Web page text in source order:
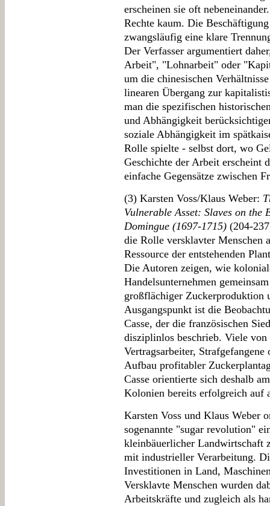
erscheinen sie oft
Rechte kaum. Die
zwangsläufig eine klare
Der Verfasser argumentiert
Arbeit", "Lohnarbeit" oder
um die chinesischen
linearen Übergang zur
man die spezifischen
und Abhängigkeit
soziale Abhängigkeit im
Rolle spielte - selbst dort, wo
Geschichte der Arbeit erscheint
einfache Gegensätze zwischen
(3) Karsten Voss/Klaus Weber:
Vulnerable Asset: Slaves on
Domingue (1697-1715) (204-
die Rolle versklavter Menschen
Ressource der entstehenden
Die Autoren zeigen, wie
Handelsunternehmen
großflächiger Zuckerproduktion
Ausgangspunkt ist die
Casse, der die französischen
disziplinlos beschrieb. Viele von
Vertragsarbeiter,
Aufbau profitabler
Casse orientierte sich deshalb
Kolonien bereits erfolgreich auf
Karsten Voss und Klaus Weber
sogenannte "sugar revolution"
kleinbäuerlicher Landwirtschaft
mit industrieller Verarbeitung.
Investitionen in Land,
Versklavte Menschen wurden
Arbeitskräfte und zugleich als